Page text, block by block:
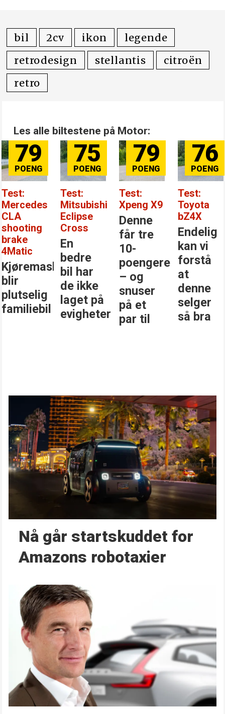
bil 2cv ikon
legende
retrodesign
stellantis
citroën
retro
Les alle biltestene på Motor:
79
Test:
Mercedes
CLA
shooting
brake
4Matic
Kjøremaskinen
blir
plutselig
familiebil
75
Test:
Mitsubishi
Eclipse
Cross
En
bedre
bil har
de ikke
laget på
evigheter
79
Test:
Xpeng X9
Denne
får tre
10-
poengere
– og
snuser
på et
par til
76
Test:
Toyota
bZ4X
Endelig
kan vi
forstå
at
denne
selger
så bra
Nå går start­skuddet for
Amazons robotaxier